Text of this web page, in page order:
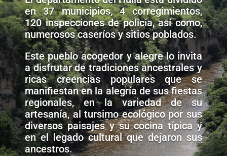
en 37 municipios, 4 corregimientos,
120 inspecciones de policía, así como,
numerosos caseríos y sitios poblados.
Este pueblo acogedor y alegre lo invita
a disfrutar de tradiciones ancestrales y
ricas creencias populares que se
manifiestan en la alegría de sus fiestas
regionales, en la variedad de su
artesanía, al tursimo ecológico por sus
diversos paisajes y su cocina típica y
en el legado cultural que dejaron sus
ancestros.